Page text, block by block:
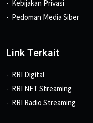
Kebijakan Privasi
Pedoman Media Siber
Link Terkait
RRI Digital
RRI NET Streaming
RRI Radio Streaming